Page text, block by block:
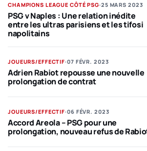
CHAMPIONS LEAGUE CÔTÉ PSG·25 MARS 2023
PSG v Naples : Une relation inédite
entre les ultras parisiens et les tifosi
napolitains
JOUEURS/EFFECTIF·07 FÉVR. 2023
Adrien Rabiot repousse une nouvelle
prolongation de contrat
JOUEURS/EFFECTIF·06 FÉVR. 2023
Accord Areola – PSG pour une
prolongation, nouveau refus de